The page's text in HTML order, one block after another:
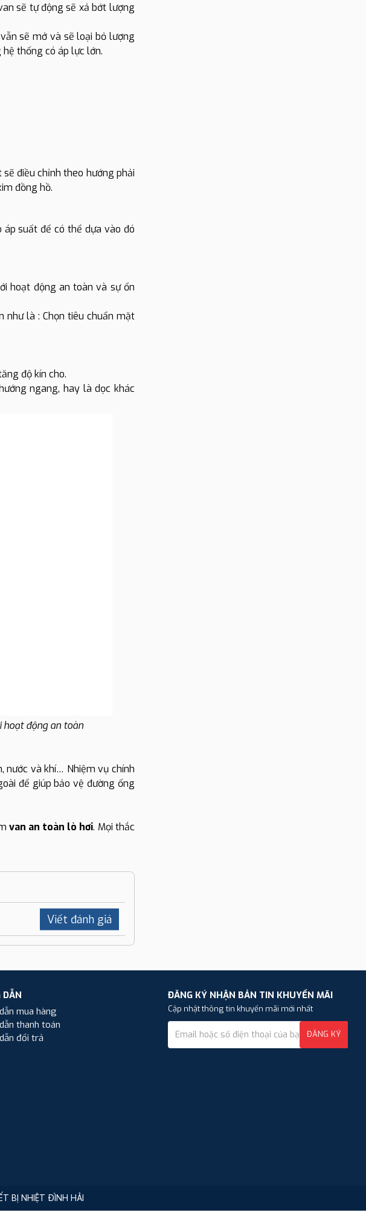
sẽ tự động sẽ xả bớt lượng
sẽ mở và sẽ loại bỏ lượng
thống có áp lực lớn.
điều chỉnh theo hướng phải
đồng hồ.
suất để có thể dựa vào đó
hoạt động an toàn và sự ổn
như là : Chọn tiêu chuẩn mặt
độ kín cho.
ngang, hay là dọc khác
hoạt động an toàn
nước và khí… Nhiệm vụ chính
để giúp bảo vệ đường ống
van an toàn lò hơi. Mọi thắc
Viết đánh giá
DẪN
mua hàng
thanh toán
đổi trả
ĐĂNG KÝ NHẬN BẢN TIN KHUYẾN MÃI
Cập nhật thông tin khuyến mãi mới nhất
ĐĂNG KÝ
BỊ NHIỆT ĐÌNH HẢI